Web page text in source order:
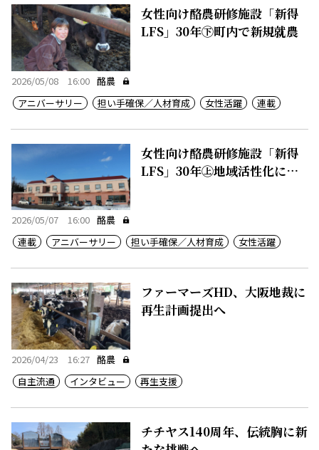
女性向け酪農研修施設「新得
LFS」30年㊦町内で新規就農
2026/05/08 16:00 酪農
アニバーサリー
担い手確保／人材育成 女性活躍 連載
女性向け酪農研修施設「新得
LFS」30年㊤地域活性化に一
2026/05/07 16:00 酪農
連載
アニバーサリー 担い手確保／人材育成 女性活躍
ファーマーズHD、大阪地裁に
再生計画提出へ
2026/04/23 16:27 酪農
自主流通
インタビュー 再生支援
チチヤス140周年、伝統胸に新